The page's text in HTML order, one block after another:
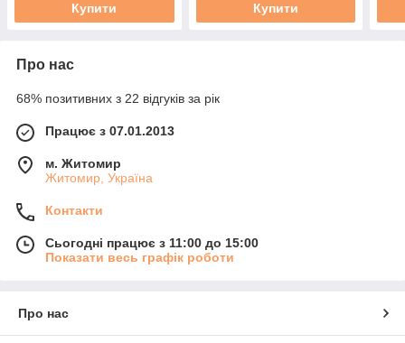
Купити Купити
Про нас
68% позитивних з 22 відгуків за рік
Працює з 07.01.2013
м. Житомир
Житомир, Україна
Контакти
Сьогодні працює з 11:00 до 15:00
Показати весь графік роботи
Про нас